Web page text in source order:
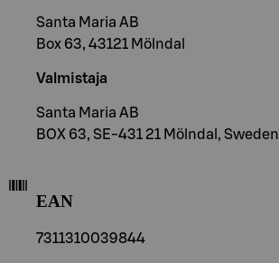
Santa Maria AB
Box 63, 43121 Mölndal
Valmistaja
Santa Maria AB
BOX 63, SE-431 21 Mölndal, Sweden
EAN
7311310039844